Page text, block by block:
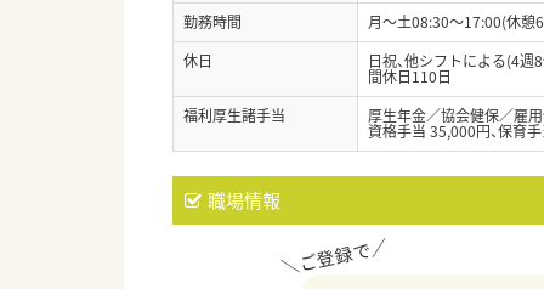
勤務時間
月～土08:30～17:00(休憩
休日
日祝、他シフトによる(4週8
間休日110日
福利厚生諸手当
厚生年金／協会健保／雇
資格手当 35,000円、保育
職場情報